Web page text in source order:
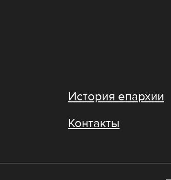
История епархии
Контакты